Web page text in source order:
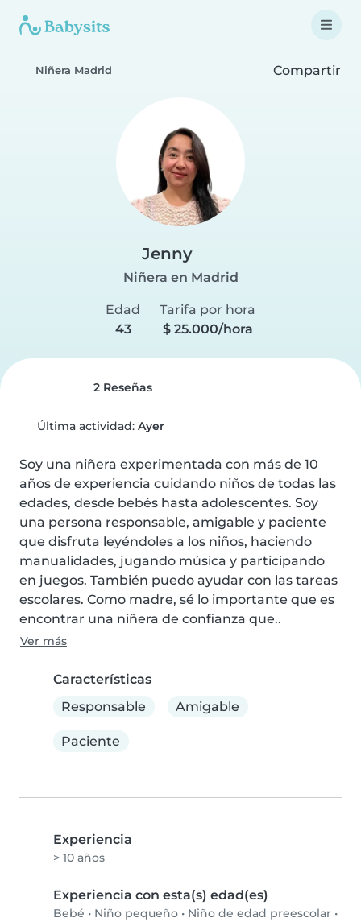
Niñera Madrid Compartir
Jenny
Niñera en Madrid
Edad
43
Tarifa por hora
$ 25.000/hora
2 Reseñas
Última actividad: Ayer
Soy una niñera experimentada con más de 10
años de experiencia cuidando niños de todas las
edades, desde bebés hasta adolescentes. Soy
una persona responsable, amigable y paciente
que disfruta leyéndoles a los niños, haciendo
manualidades, jugando música y participando
en juegos. También puedo ayudar con las tareas
escolares. Como madre, sé lo importante que es
encontrar una niñera de confianza que..
Ver más
Características
Responsable
Amigable
Paciente
Experiencia
> 10 años
Experiencia con esta(s) edad(es)
Bebé • Niño pequeño • Niño de edad preescolar •